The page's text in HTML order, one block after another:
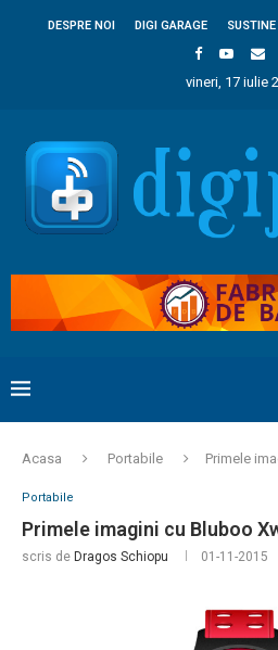
DESPRE NOI DIGI GARAGE SUSTINE
vineri, 17 iulie
Acasa Portabile Primele
Portabile
Primele imagini cu Bluboo
scris de Dragos Schiopu 01-11-2015